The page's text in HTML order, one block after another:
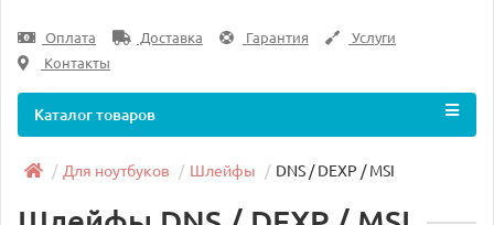
Оплата Доставка Гарантия
Услуги
Контакты
Каталог товаров
Для ноутбуков Шлейфы DNS / DEXP / MSI